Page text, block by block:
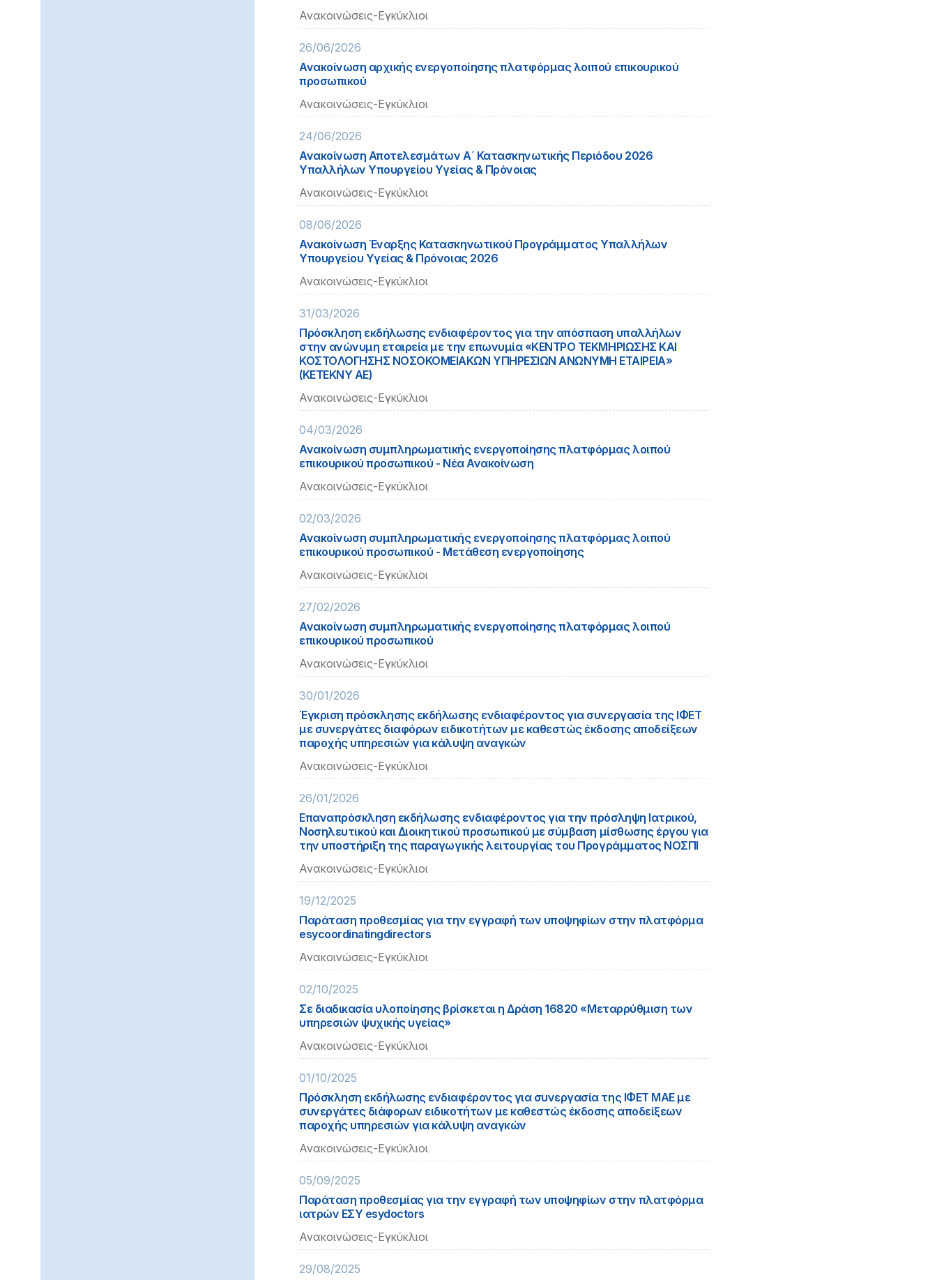
Ανακοινώσεις-Εγκύκλιοι
26/06/2026
Ανακοίνωση αρχικής ενεργοποίησης πλατφόρμας λοιπού επικουρικού
προσωπικού
Ανακοινώσεις-Εγκύκλιοι
24/06/2026
Ανακοίνωση Αποτελεσμάτων Α΄ Κατασκηνωτικής Περιόδου 2026
Υπαλλήλων Υπουργείου Υγείας & Πρόνοιας
Ανακοινώσεις-Εγκύκλιοι
08/06/2026
Ανακοίνωση Έναρξης Κατασκηνωτικού Προγράμματος Υπαλλήλων
Υπουργείου Υγείας & Πρόνοιας 2026
Ανακοινώσεις-Εγκύκλιοι
31/03/2026
Πρόσκληση εκδήλωσης ενδιαφέροντος για την απόσπαση υπαλλήλων
στην ανώνυμη εταιρεία με την επωνυμία «ΚΕΝΤΡΟ ΤΕΚΜΗΡΙΩΣΗΣ ΚΑΙ
ΚΟΣTOΛΟΓΗΣΗΣ ΝΟΣΟΚΟΜΕΙΑΚΩΝ ΥΠΗΡΕΣΙΩΝ ΑΝΩΝΥΜΗ ΕΤΑΙΡΕΙΑ»
(ΚΕΤΕΚΝΥ ΑΕ)
Ανακοινώσεις-Εγκύκλιοι
04/03/2026
Ανακοίνωση συμπληρωματικής ενεργοποίησης πλατφόρμας λοιπού
επικουρικού προσωπικού - Νέα Ανακοίνωση
Ανακοινώσεις-Εγκύκλιοι
02/03/2026
Ανακοίνωση συμπληρωματικής ενεργοποίησης πλατφόρμας λοιπού
επικουρικού προσωπικού - Μετάθεση ενεργοποίησης
Ανακοινώσεις-Εγκύκλιοι
27/02/2026
Ανακοίνωση συμπληρωματικής ενεργοποίησης πλατφόρμας λοιπού
επικουρικού προσωπικού
Ανακοινώσεις-Εγκύκλιοι
30/01/2026
Έγκριση πρόσκλησης εκδήλωσης ενδιαφέροντος για συνεργασία της ΙΦΕΤ
με συνεργάτες διαφόρων ειδικοτήτων με καθεστώς έκδοσης αποδείξεων
παροχής υπηρεσιών για κάλυψη αναγκών
Ανακοινώσεις-Εγκύκλιοι
26/01/2026
Επαναπρόσκληση εκδήλωσης ενδιαφέροντος για την πρόσληψη Ιατρικού,
Νοσηλευτικού και Διοικητικού προσωπικού με σύμβαση μίσθωσης έργου για
την υποστήριξη της παραγωγικής λειτουργίας του Προγράμματος ΝΟΣΠΙ
Ανακοινώσεις-Εγκύκλιοι
19/12/2025
Παράταση προθεσμίας για την εγγραφή των υποψηφίων στην πλατφόρμα
esycoordinatingdirectors
Ανακοινώσεις-Εγκύκλιοι
02/10/2025
Σε διαδικασία υλοποίησης βρίσκεται η Δράση 16820 «Μεταρρύθμιση των
υπηρεσιών ψυχικής υγείας»
Ανακοινώσεις-Εγκύκλιοι
01/10/2025
Πρόσκληση εκδήλωσης ενδιαφέροντος για συνεργασία της ΙΦΕΤ ΜΑΕ με
συνεργάτες διάφορων ειδικοτήτων με καθεστώς έκδοσης αποδείξεων
παροχής υπηρεσιών για κάλυψη αναγκών
Ανακοινώσεις-Εγκύκλιοι
05/09/2025
Παράταση προθεσμίας για την εγγραφή των υποψηφίων στην πλατφόρμα
ιατρών ΕΣΥ esydoctors
Ανακοινώσεις-Εγκύκλιοι
29/08/2025